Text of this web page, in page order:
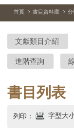
院-
臺
灣
史
研
究
首頁 書目資料庫 分
文獻類目介紹
進階查詢
書目列表
列印： 字型大